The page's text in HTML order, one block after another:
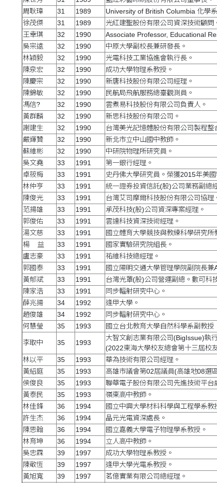
周耿璋
31 1989
University of British Columbia 化學
徐茂傑
31 1989
光紅建聖股份有限公司資深技術顧問
王幸琪
32 1990
Associate Professor, Educational
吳宗遠
32 1990
中原大學副校長兼研發長。
林穎毅
32 1990
光電科技工業協進會執行長。
陳泉宏
32 1990
成功大學物理系教授。
陳慶宗
32 1990
新唐科技股份有限公司經理。
陳錦敏
32 1990
民航局飛航服務總臺觀測員。
馮信?
32 1990
雲煮易科技股份有限公司負責人。
黃群麟
32 1990
新思科技股份有限公司。
謝建生
32 1990
台灣美光記憶體股份有限公司製程整
嚴輝贊
32 1990
新北市立中山國中教師。
蘇維彬
32 1990
中研院物理所研究員。
吳文堯
33 1991
第一銀行經理。
卓筱梅
33 1991
史丹佛大學研究員。榮獲2015年美
林仲亨
33 1991
統一證券投資信託(股)公司業務副總
陳俊光
33 1991
台灣艾司摩爾科技股份有限公司協理
范揚雄
33 1991
承茂科技(股)公司資深專案經理。
郭俊佑
33 1991
雲達科技資深技術經理。
湯文慈
33 1991
國立體育大學競技與教練科學研究所
楊 益
33 1991
國家實驗研究院組長。
盧志豪
33 1991
祐維科技總經理。
郭國泰
33 1991
國立陽明交通大學管理學院副院長兼
黃郁斌
33 1991
台灣光罩(股)公司營運副總。數可科
陳家浩
33 1991
同步輻射研究中心。
薛兆揚
34 1992
逢甲大學。
趙俊雄
34 1992
同步輻射研究中心。
何慧瑩
35 1993 國立台北教育大學自然科學系副教授
李取中 35 1993
大智文創志業有限公司(BigIssue)執
(2022東海大學校友總會第十三屆校
林以平
35 1993
華為技術有限公司經理。
黃紹庭
35 1993
高雄市議會第02屆議員(高雄地08選
侯俊良
35 1993
聯華電子股份有限公司先進技術平台
黃泰民
35 1993
嶺東高中教師。
林佳鋒
36 1994
國立中興大學材料科學與工程學系教
許生杰
36 1994
晶元光電資深處長。
陳思翰
36 1994
國立嘉義大學電子物理學系教授。
林育坤
36 1994
立人高中教師。
吳忠霖
39 1997
成功大學物理系教授。
陳敬恆
39 1997
逢甲大學光電系教授。
黃旭寬
39 1997
茗億實業有限公司總經理。